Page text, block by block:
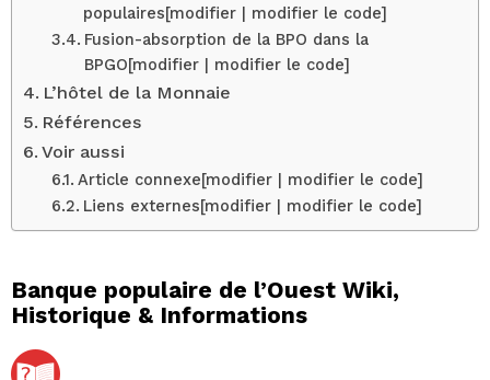
populaires[modifier | modifier le code]
Fusion-absorption de la BPO dans la
BPGO[modifier | modifier le code]
L’hôtel de la Monnaie
Références
Voir aussi
Article connexe[modifier | modifier le code]
Liens externes[modifier | modifier le code]
Banque populaire de l’Ouest Wiki,
Historique & Informations